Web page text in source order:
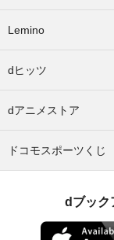
Lemino
dヒッツ
dアニメストア
ドコモスポーツくじ
dブック